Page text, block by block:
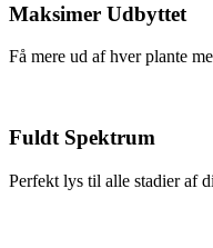
Maksimer Udbyttet
Få mere ud af hver plante
Fuldt Spektrum
Perfekt lys til alle stadier af